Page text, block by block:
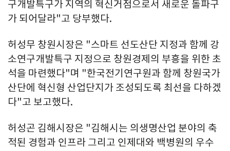
구개발특구가 지역의 혁신거점으로서 새로운 돌파구
가 되어달라"고 당부했다.
허성무 창원시장은 "스마트 선도산단 지정과 함께 강
소연구개발특구 지정으로 창원경제의 부흥을 위한 초
석을 마련했다"며 "한국전기연구원과 함께 창원국가
산단에 혁신형 산업단지가 조성되도록 최선을 다하겠
다"고 보고했다.
허성곤 김해시장은 "김해시는 의생명산업 분야의 축
적된 경험과 인프라 그리고 인제대와 백병원의 우수